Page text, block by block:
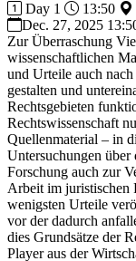
Day 1 13:50
Dec. 27, 2025
Zur Überraschung
wissenschaftlichen
und Urteile auch
gestalten und
Rechtsgebieten
Rechtswissenschaft
Quellenmaterial – in
Untersuchungen
Forschung auch zur
Arbeit im juristischen
wenigsten Urteile
vor der dadurch
dies Grundsätze der
Player aus der